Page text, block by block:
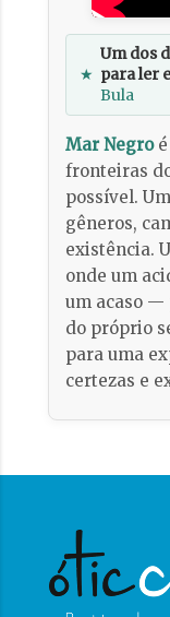
★
Um dos
para ler
Bula
Mar Negroé
fronteiras
possível.
gêneros,
existência.
onde um
um acaso —
do próprio
para uma
certezas e